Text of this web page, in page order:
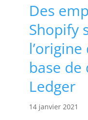
Des
Shopify
base de
Ledger
14 janvier 2021